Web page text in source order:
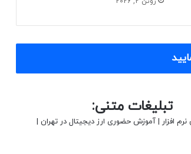
تبلیغات متنی:
نرم افزار آموزش حضوری ارز دیجیتال در تهران